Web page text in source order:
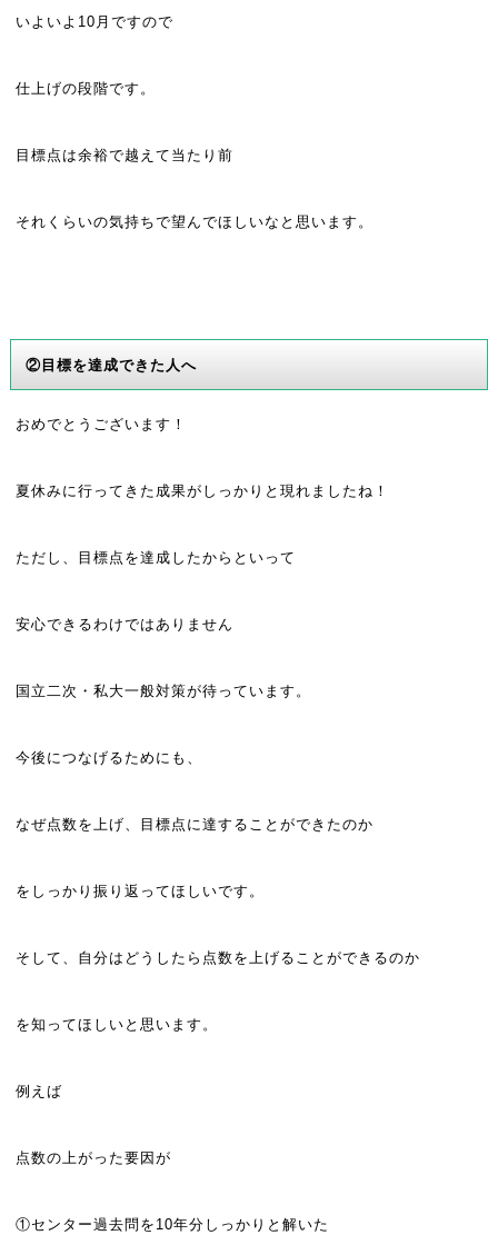
いよいよ10月ですので
仕上げの段階です。
目標点は余裕で越えて当たり前
それくらいの気持ちで望んでほしいなと思います。
②目標を達成できた人へ
おめでとうございます！
夏休みに行ってきた成果がしっかりと現れましたね！
ただし、目標点を達成したからといって
安心できるわけではありません
国立二次・私大一般対策が待っています。
今後につなげるためにも、
なぜ点数を上げ、目標点に達することができたのか
をしっかり振り返ってほしいです。
そして、自分はどうしたら点数を上げることができるのか
を知ってほしいと思います。
例えば
点数の上がった要因が
①センター過去問を10年分しっかりと解いた